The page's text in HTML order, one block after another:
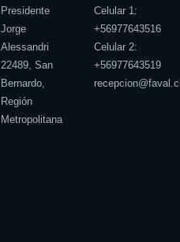
Presidente
Jorge
Alessandri
22489, San
Bernardo,
Región
Metropolitana
Celular 1:
+56977643516
Celular 2:
+56977643519